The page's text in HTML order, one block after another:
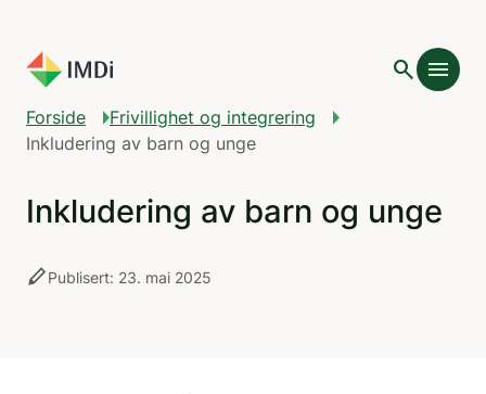
search menu
Forside
Frivillighet og integrering
Inkludering av barn og unge
Inkludering av barn og unge
stylusPublisert: 23. mai 2025
add